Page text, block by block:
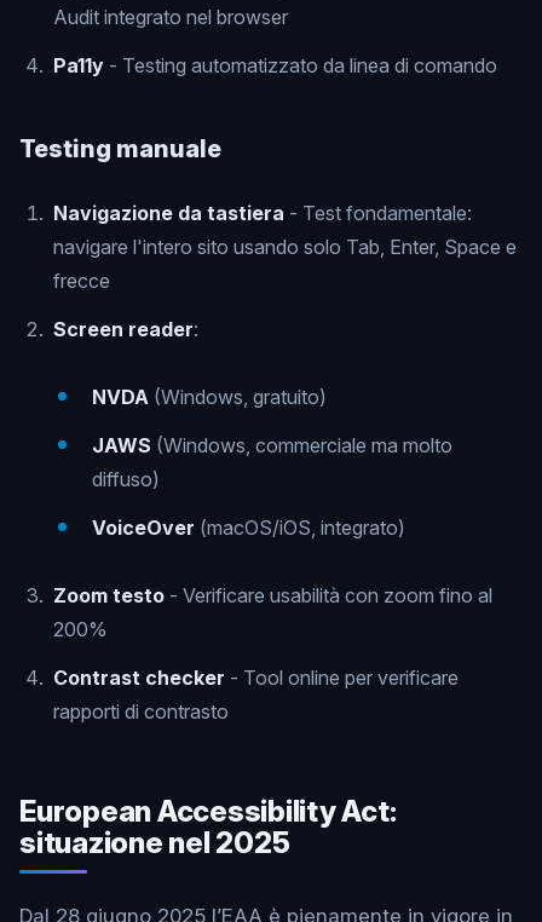
Audit integrato nel browser
Pa11y - Testing automatizzato da linea di comando
Testing manuale
Navigazione da tastiera - Test fondamentale:
navigare l'intero sito usando solo Tab, Enter, Space e
frecce
Screen reader:
NVDA (Windows, gratuito)
JAWS (Windows, commerciale ma molto
diffuso)
VoiceOver (macOS/iOS, integrato)
Zoom testo - Verificare usabilità con zoom fino al
200%
Contrast checker - Tool online per verificare
rapporti di contrasto
European Accessibility Act:
situazione nel 2025
Dal 28 giugno 2025 l’EAA è pienamente in vigore in